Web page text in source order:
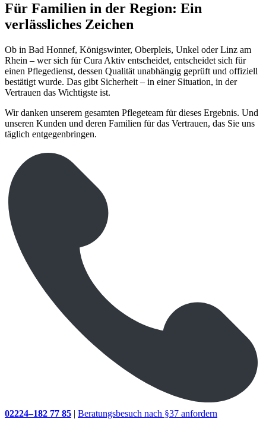
Für Familien in der Region: Ein
verlässliches Zeichen
Ob in Bad Honnef, Königswinter, Oberpleis, Unkel oder Linz am
Rhein – wer sich für Cura Aktiv entscheidet, entscheidet sich für
einen Pflegedienst, dessen Qualität unabhängig geprüft und offiziell
bestätigt wurde. Das gibt Sicherheit – in einer Situation, in der
Vertrauen das Wichtigste ist.
Wir danken unserem gesamten Pflegeteam für dieses Ergebnis. Und
unseren Kunden und deren Familien für das Vertrauen, das Sie uns
täglich entgegenbringen.
02224–182 77 85 | Beratungsbesuch nach §37 anfordern